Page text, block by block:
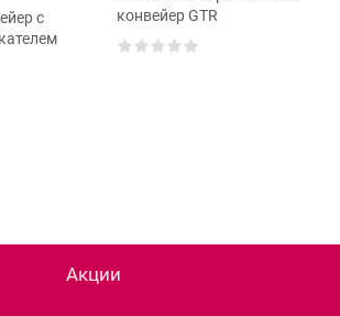
с
конвейер GTR
Акции